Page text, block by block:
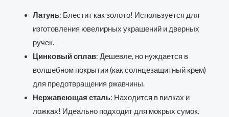
Латунь: Блестит как золото! Используется для
изготовления ювелирных украшений и дверных
ручек.
Цинковый сплав: Дешевле, но нуждается в
волшебном покрытии (как солнцезащитный крем)
для предотвращения ржавчины.
Нержавеющая сталь: Находится в вилках и
ложках! Идеально подходит для мокрых сумок.